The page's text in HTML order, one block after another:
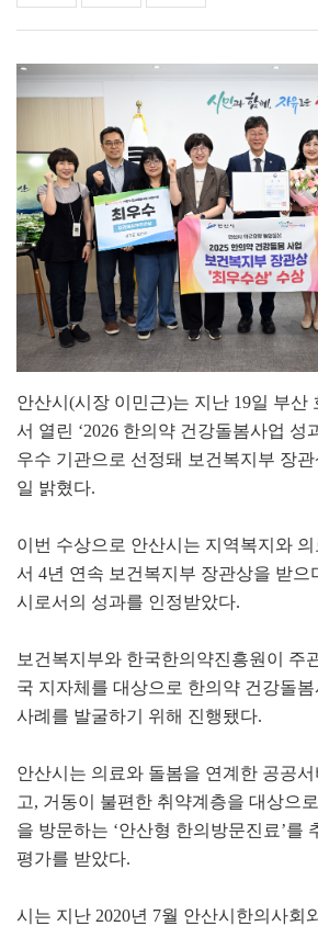
안산시(시장 이민근)는 지난 19일 부산
서 열린 ‘2026 한의약 건강돌봄사업 성
우수 기관으로 선정돼 보건복지부 장
일 밝혔다.
이번 수상으로 안산시는 지역복지와 의
서 4년 연속 보건복지부 장관상을 받으
시로서의 성과를 인정받았다.
보건복지부와 한국한의약진흥원이 주
국 지자체를 대상으로 한의약 건강돌
사례를 발굴하기 위해 진행됐다.
안산시는 의료와 돌봄을 연계한 공공
고, 거동이 불편한 취약계층을 대상으
을 방문하는 ‘안산형 한의방문진료’를
평가를 받았다.
시는 지난 2020년 7월 안산시한의사회